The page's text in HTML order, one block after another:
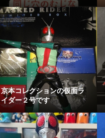
京本コレクションの仮面ラ
イダー２号です